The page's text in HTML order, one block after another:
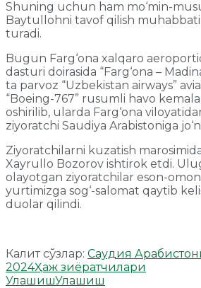
Shuning uchun ham mo‘min-
Baytullohni tavof qilish muhabbati
turadi.
Bugun Farg‘ona xalqaro
dasturi doirasida “Farg‘ona –
ta parvoz “Uzbekistan airways”
“Boeing-767” rusumli havo
oshirilib, ularda Farg‘ona
ziyoratchi Saudiya Arabistoniga
Ziyoratchilarni kuzatish
Xayrullo Bozorov ishtirok etdi.
olayotgan ziyoratchilar eson-
yurtimizga sog‘-salomat qaytib
duolar qilindi.
Калит сўзлар: Саудия
2024Ҳаж зиёратчилари
УлашишУлашиш